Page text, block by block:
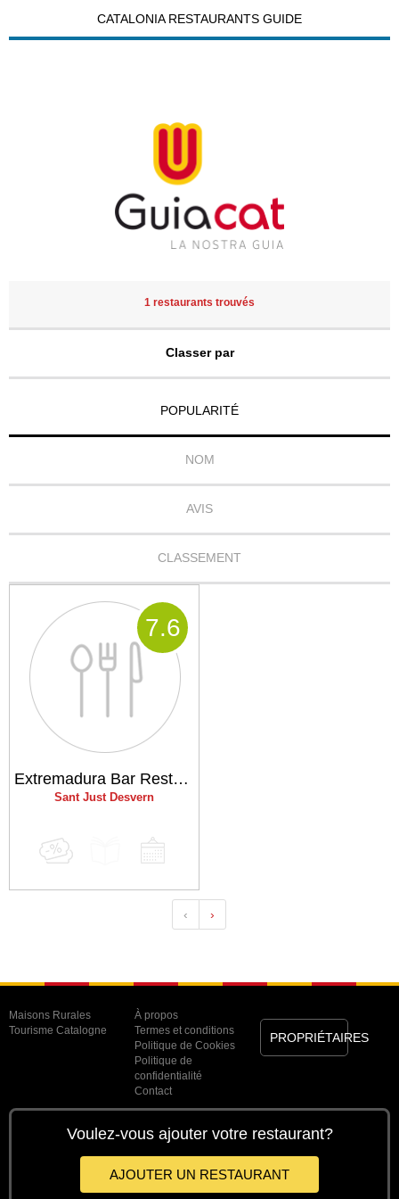
CATALONIA RESTAURANTS GUIDE
1 restaurants trouvés
Classer par
POPULARITÉ
NOM
AVIS
CLASSEMENT
Extremadura Bar Restaurant
Sant Just Desvern
7.6
‹ ›
Maisons Rurales
Tourisme Catalogne
À propos
Termes et conditions
Politique de Cookies
Politique de
confidentialité
Contact
PROPRIÉTAIRES
Voulez-vous ajouter votre restaurant?
AJOUTER UN RESTAURANT